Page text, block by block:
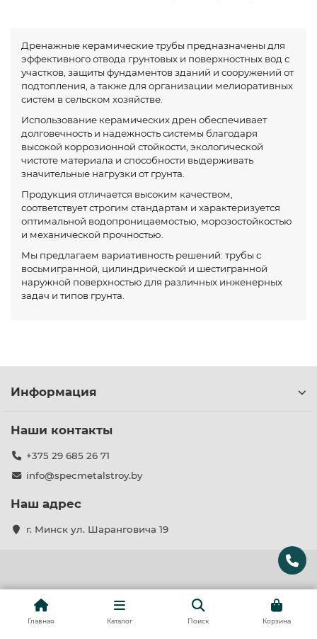
Дренажные керамические трубы предназначены для
эффективного отвода грунтовых и поверхностных вод с
участков, защиты фундаментов зданий и сооружений от
подтопления, а также для организации мелиоративных
систем в сельском хозяйстве.
Использование керамических дрен обеспечивает
долговечность и надежность системы благодаря
высокой коррозионной стойкости, экологической
чистоте материала и способности выдерживать
значительные нагрузки от грунта.
Продукция отличается высоким качеством,
соответствует строгим стандартам и характеризуется
оптимальной водопроницаемостью, морозостойкостью
и механической прочностью.
Мы предлагаем вариативность решений: трубы с
восьмигранной, цилиндрической и шестигранной
наружной поверхностью для различных инженерных
задач и типов грунта.
Информация
Наши контакты
+375 29 685 26 71
info@specmetalstroy.by
Наш адрес
г. Минск ул. Шаранговича 19
Главная Каталог Поиск Корзина